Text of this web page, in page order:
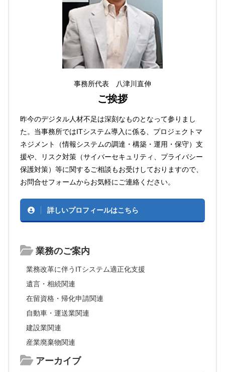
事務所代表 八津川直伸
ご挨拶
昨今のデジタル人材不足は深刻なものとなって参りまし
た。当事務所ではITシステム導入に係る、プロジェクトマ
ネジメント（情報システムの調達・構築・運用・保守）支
援や、リスク対策（サイバーセキュリティ、プライバシー
保護対策）等に関するご相談もお受けしておりますので、
お問合せフォームからお気軽にご連絡ください。
詳しいプロフィールはこちら
業務のご案内
業務改革に伴うITシステム適正化支援
遺言・相続関連
在留資格・帰化申請関連
自動車・運送業関連
建設業関連
産業廃棄物関連
アーカイブ